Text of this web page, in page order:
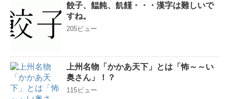
餃子、饂飩、飢饉・・・漢字は難しいで
すね。
205ビュー
上州名物「かかあ天下」とは「怖～～い
奥さん」！？
115ビュー